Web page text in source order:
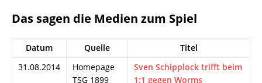
Das sagen die Medien zum Spiel
Datum Quelle
Titel
31.08.2014
Homepage
TSG 1899
Sven Schipplock trifft beim
1:1 gegen Worms